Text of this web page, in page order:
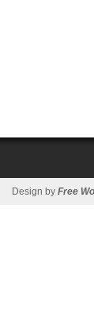
Design by Free